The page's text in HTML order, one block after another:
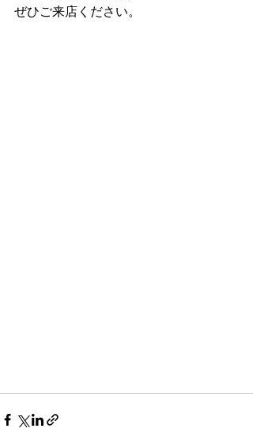
ぜひご来店ください。